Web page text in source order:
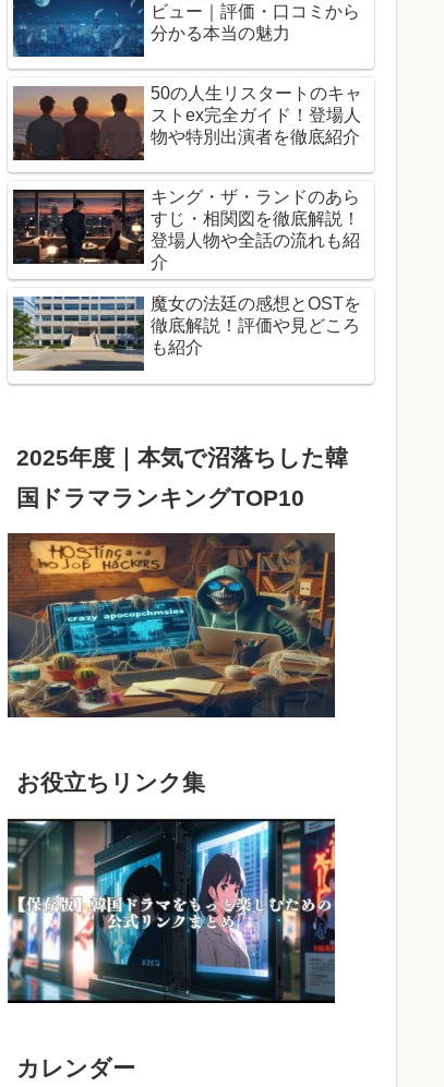
ビュー｜評価・口コミから
分かる本当の魅力
50の人生リスタートのキャ
ストex完全ガイド！登場人
物や特別出演者を徹底紹介
キング・ザ・ランドのあら
すじ・相関図を徹底解説！
登場人物や全話の流れも紹
介
魔女の法廷の感想とOSTを
徹底解説！評価や見どころ
も紹介
2025年度｜本気で沼落ちした韓
国ドラマランキングTOP10
お役立ちリンク集
カレンダー